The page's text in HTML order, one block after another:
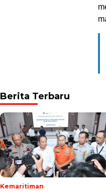
Berita Terbaru
Kemaritiman